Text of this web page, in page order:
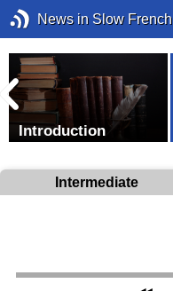
News in Slow French
Introduction
Intermediate